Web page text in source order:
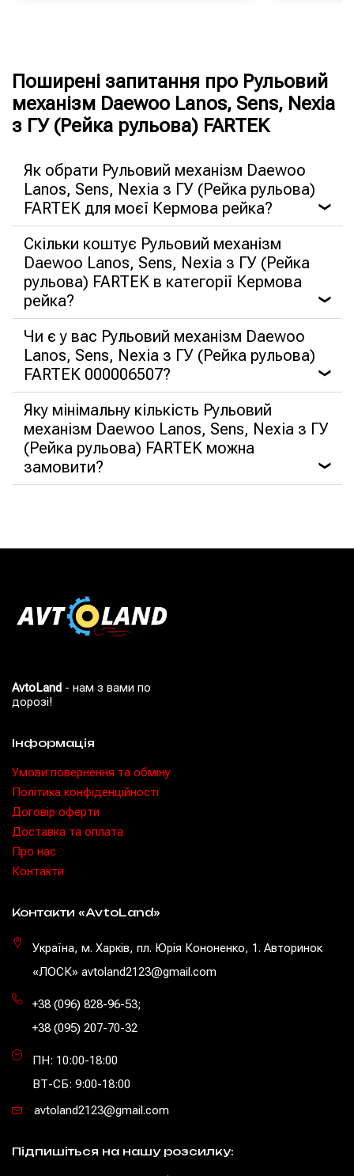
Поширені запитання про Рульовий
механізм Daewoo Lanos, Sens, Nexia
з ГУ (Рейка рульова) FARTEK
Як обрати Рульовий механізм Daewoo
Lanos, Sens, Nexia з ГУ (Рейка рульова)
FARTEK для моєї Кермова рейка?
❯
Скільки коштує Рульовий механізм
Daewoo Lanos, Sens, Nexia з ГУ (Рейка
рульова) FARTEK в категорії Кермова
рейка?
❯
Чи є у вас Рульовий механізм Daewoo
Lanos, Sens, Nexia з ГУ (Рейка рульова)
FARTEK 000006507?
❯
Яку мінімальну кількість Рульовий
механізм Daewoo Lanos, Sens, Nexia з ГУ
(Рейка рульова) FARTEK можна
замовити?
❯
AvtoLand - нам з вами по
дорозі!
Інформація
Умови повернення та обміну
Політика конфіденційності
Договір оферти
Доставка та оплата
Про нас
Контакти
Контакти «AvtoLand»
Україна, м. Харків, пл. Юрія Кононенко, 1. Авторинок
«ЛОСК» avtoland2123@gmail.com
+38 (096) 828-96-53;
+38 (095) 207-70-32
ПН: 10:00-18:00
ВТ-СБ: 9:00-18:00
avtoland2123@gmail.com
Підпишіться на нашу розсилку: